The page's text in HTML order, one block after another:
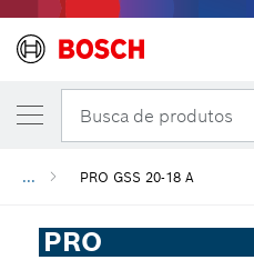
Busca de produtos
... PRO GSS 20-18 A
PRO